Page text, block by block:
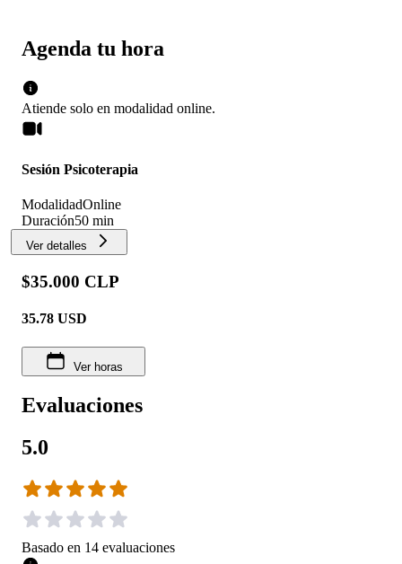
Agenda tu hora
Atiende solo en modalidad online.
Sesión Psicoterapia
ModalidadOnline
Duración50 min
Ver detalles
$35.000 CLP
35.78 USD
Ver horas
Evaluaciones
5.0
Basado en 14 evaluaciones